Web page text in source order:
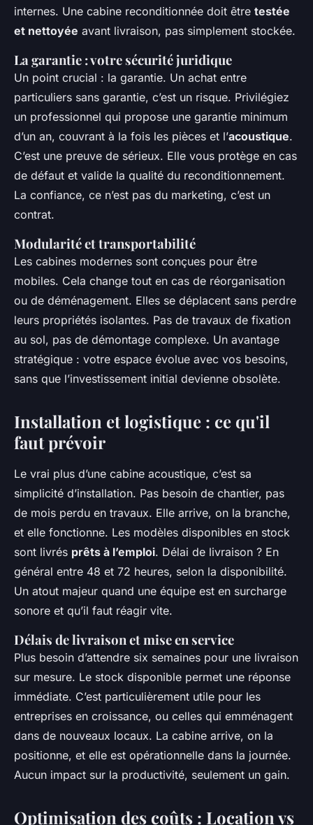
internes. Une cabine reconditionnée doit être testée
et nettoyée avant livraison, pas simplement stockée.
La garantie : votre sécurité juridique
Un point crucial : la garantie. Un achat entre
particuliers sans garantie, c’est un risque. Privilégiez
un professionnel qui propose une garantie minimum
d’un an, couvrant à la fois les pièces et l’acoustique.
C’est une preuve de sérieux. Elle vous protège en cas
de défaut et valide la qualité du reconditionnement.
La confiance, ce n’est pas du marketing, c’est un
contrat.
Modularité et transportabilité
Les cabines modernes sont conçues pour être
mobiles. Cela change tout en cas de réorganisation
ou de déménagement. Elles se déplacent sans perdre
leurs propriétés isolantes. Pas de travaux de fixation
au sol, pas de démontage complexe. Un avantage
stratégique : votre espace évolue avec vos besoins,
sans que l’investissement initial devienne obsolète.
Installation et logistique : ce qu'il
faut prévoir
Le vrai plus d’une cabine acoustique, c’est sa
simplicité d’installation. Pas besoin de chantier, pas
de mois perdu en travaux. Elle arrive, on la branche,
et elle fonctionne. Les modèles disponibles en stock
sont livrés prêts à l’emploi. Délai de livraison ? En
général entre 48 et 72 heures, selon la disponibilité.
Un atout majeur quand une équipe est en surcharge
sonore et qu’il faut réagir vite.
Délais de livraison et mise en service
Plus besoin d’attendre six semaines pour une livraison
sur mesure. Le stock disponible permet une réponse
immédiate. C’est particulièrement utile pour les
entreprises en croissance, ou celles qui emménagent
dans de nouveaux locaux. La cabine arrive, on la
positionne, et elle est opérationnelle dans la journée.
Aucun impact sur la productivité, seulement un gain.
Optimisation des coûts : Location vs